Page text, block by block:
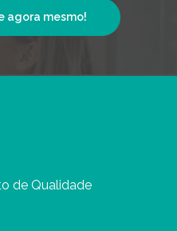
agora mesmo!
de Qualidade